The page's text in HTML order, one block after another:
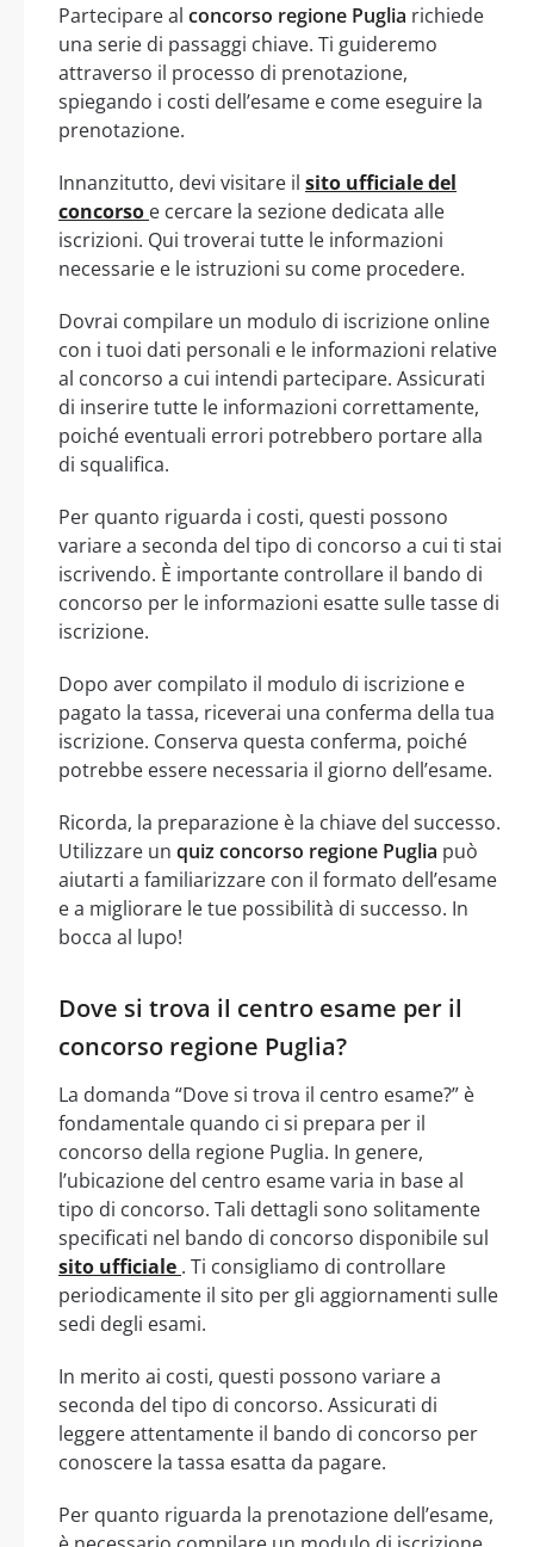
Partecipare al concorso regione Puglia richiede
una serie di passaggi chiave. Ti guideremo
attraverso il processo di prenotazione,
spiegando i costi dell’esame e come eseguire la
prenotazione.
Innanzitutto, devi visitare il sito ufficiale del
concorso e cercare la sezione dedicata alle
iscrizioni. Qui troverai tutte le informazioni
necessarie e le istruzioni su come procedere.
Dovrai compilare un modulo di iscrizione online
con i tuoi dati personali e le informazioni relative
al concorso a cui intendi partecipare. Assicurati
di inserire tutte le informazioni correttamente,
poiché eventuali errori potrebbero portare alla
di squalifica.
Per quanto riguarda i costi, questi possono
variare a seconda del tipo di concorso a cui ti stai
iscrivendo. È importante controllare il bando di
concorso per le informazioni esatte sulle tasse di
iscrizione.
Dopo aver compilato il modulo di iscrizione e
pagato la tassa, riceverai una conferma della tua
iscrizione. Conserva questa conferma, poiché
potrebbe essere necessaria il giorno dell’esame.
Ricorda, la preparazione è la chiave del successo.
Utilizzare un quiz concorso regione Puglia può
aiutarti a familiarizzare con il formato dell’esame
e a migliorare le tue possibilità di successo. In
bocca al lupo!
Dove si trova il centro esame per il
concorso regione Puglia?
La domanda “Dove si trova il centro esame?” è
fondamentale quando ci si prepara per il
concorso della regione Puglia. In genere,
l’ubicazione del centro esame varia in base al
tipo di concorso. Tali dettagli sono solitamente
specificati nel bando di concorso disponibile sul
sito ufficiale . Ti consigliamo di controllare
periodicamente il sito per gli aggiornamenti sulle
sedi degli esami.
In merito ai costi, questi possono variare a
seconda del tipo di concorso. Assicurati di
leggere attentamente il bando di concorso per
conoscere la tassa esatta da pagare.
Per quanto riguarda la prenotazione dell’esame,